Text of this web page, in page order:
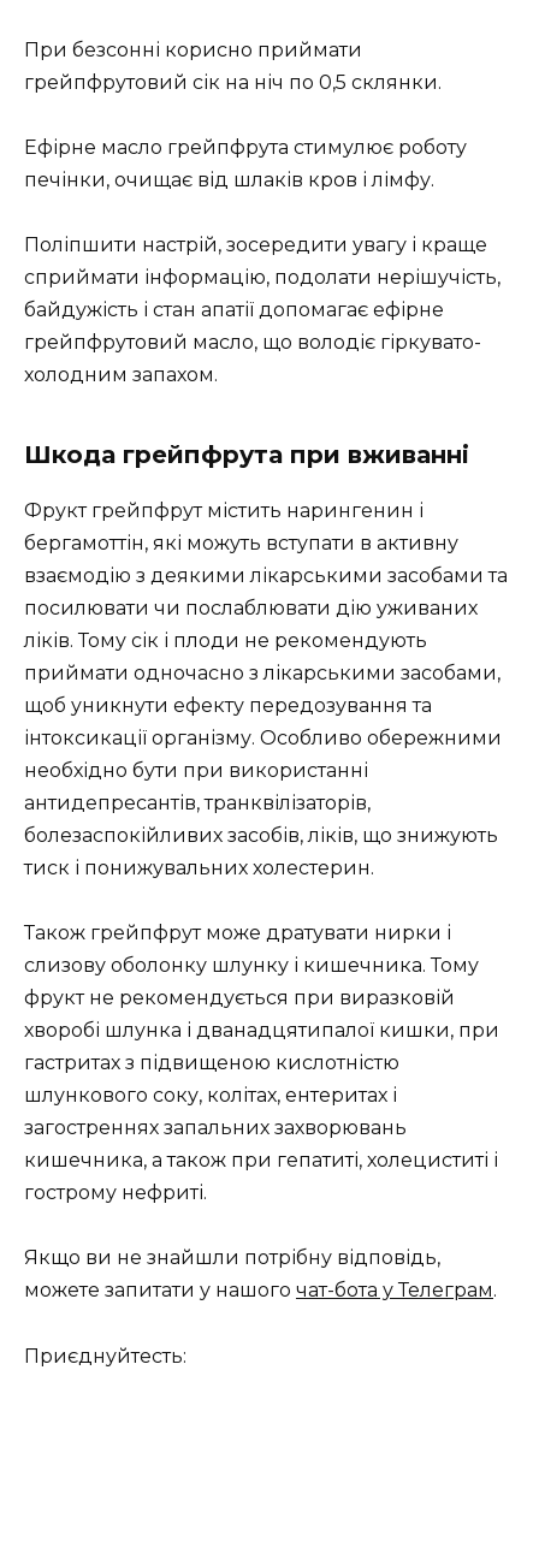
При безсонні корисно приймати
грейпфрутовий сік на ніч по 0,5 склянки.
Ефірне масло грейпфрута стимулює роботу
печінки, очищає від шлаків кров і лімфу.
Поліпшити настрій, зосередити увагу і краще
сприймати інформацію, подолати нерішучість,
байдужість і стан апатії допомагає ефірне
грейпфрутовий масло, що володіє гіркувато-
холодним запахом.
Шкода грейпфрута при вживанні
Фрукт грейпфрут містить нарингенин і
бергамоттін, які можуть вступати в активну
взаємодію з деякими лікарськими засобами та
посилювати чи послаблювати дію уживаних
ліків. Тому сік і плоди не рекомендують
приймати одночасно з лікарськими засобами,
щоб уникнути ефекту передозування та
інтоксикації організму. Особливо обережними
необхідно бути при використанні
антидепресантів, транквілізаторів,
болезаспокійливих засобів, ліків, що знижують
тиск і понижувальних холестерин.
Також грейпфрут може дратувати нирки і
слизову оболонку шлунку і кишечника. Тому
фрукт не рекомендується при виразковій
хворобі шлунка і дванадцятипалої кишки, при
гастритах з підвищеною кислотністю
шлункового соку, колітах, ентеритах і
загостреннях запальних захворювань
кишечника, а також при гепатиті, холециститі і
гострому нефриті.
Якщо ви не знайшли потрібну відповідь,
можете запитати у нашого чат-бота у Телеграм.
Приєднуйтесть: